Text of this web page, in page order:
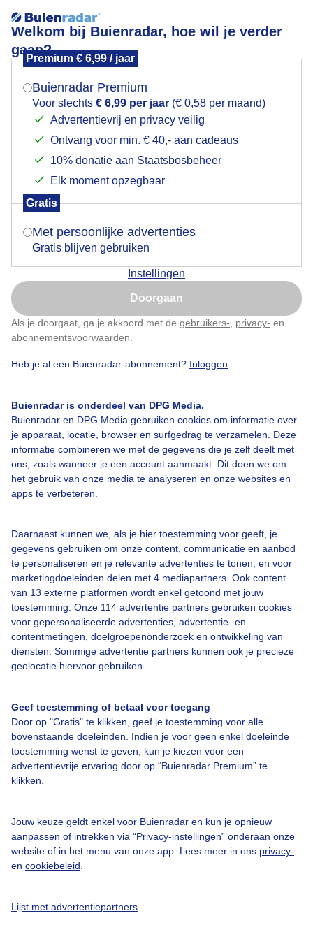
Welkom bij Buienradar, hoe wil je verder
gaan?
Premium € 6,99 / jaar
Buienradar Premium
Voor slechts € 6,99 per jaar (€ 0,58 per maand)
Advertentievrij en privacy veilig
Ontvang voor min. € 40,- aan cadeaus
10% donatie aan Staatsbosbeheer
Elk moment opzegbaar
Gratis
Met persoonlijke advertenties
Gratis blijven gebruiken
Instellingen
Doorgaan
Als je doorgaat, ga je akkoord met de gebruikers- privacy- en
abonnementsvoorwaarden
Heb je al een Buienradar-abonnement? Inloggen
Buienradar is onderdeel van DPG Media.
Buienradar en DPG Media gebruiken cookies om informatie over
je apparaat, locatie, browser en surfgedrag te verzamelen. Deze
informatie combineren we met de gegevens die je zelf deelt met
ons, zoals wanneer je een account aanmaakt. Dit doen we om
het gebruik van onze media te analyseren en onze websites en
apps te verbeteren.
Daarnaast kunnen we, als je hier toestemming voor geeft, je
gegevens gebruiken om onze content, communicatie en aanbod
te personaliseren en je relevante advertenties te tonen, en voor
marketingdoeleinden delen met 4 mediapartners. Ook content
van 13 externe platformen wordt enkel getoond met jouw
toestemming. Onze 114 advertentie partners gebruiken cookies
voor gepersonaliseerde advertenties, advertentie- en
contentmetingen, doelgroepenonderzoek en ontwikkeling van
diensten. Sommige advertentie partners kunnen ook je precieze
geolocatie hiervoor gebruiken.
Geef toestemming of betaal voor toegang
Door op "Gratis" te klikken, geef je toestemming voor alle
bovenstaande doeleinden. Indien je voor geen enkel doeleinde
toestemming wenst te geven, kun je kiezen voor een
advertentievrije ervaring door op “Buienradar Premium” te
klikken.
Jouw keuze geldt enkel voor Buienradar en kun je opnieuw
aanpassen of intrekken via “Privacy-instellingen” onderaan onze
website of in het menu van onze app. Lees meer in ons privacy-
en cookiebeleid
Lijst met advertentiepartners
Steenloper
Door: ria brasser Gemaakt: 01-02-2021, 467x bekeken
Bekijk slideshow
Over Buienradar
Bedrijfsgegevens
Contact
Gebruikersvoorwaarden
Privacy beleid
Cookie beleid
Gratis weerdata
Mogen we je locatie gebruiken voor het
Indien je hier nog geen akkoord op hebt gegeven,
verschijnt er zo een pop-up uit je browser waarin
Is goed, toon de popup
Nu niet, misschien later
Klik hierom dit aan te passen